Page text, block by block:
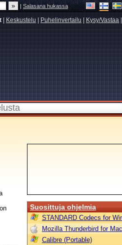
|Salasana hukassa
Keskustelu Puhelinvertailu Kysy/Vastaa
Suosittuja ohjelmia
STANDARD Codecs for
Mozilla Thunderbird for
Calibre (Portable)